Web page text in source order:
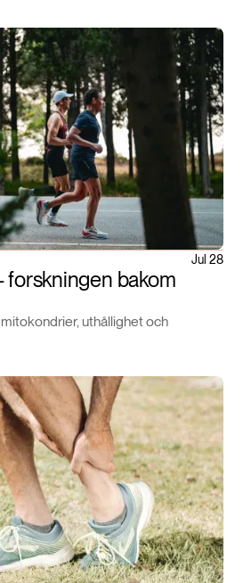
Jul 28
forskningen bakom
uthållighet och